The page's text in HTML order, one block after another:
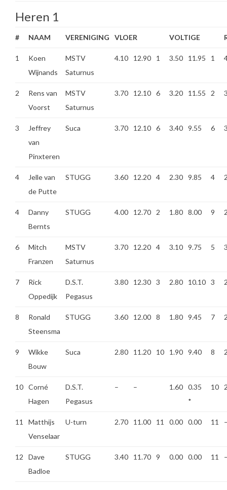
Heren 1
# NAAM VERENIGING VLOER VOLTIGE
1
Koen
Wijnands
MSTV
Saturnus
4.10 12.90 1 3.50 11.95 1
2
Rens van
Voorst
MSTV
Saturnus
3.70 12.10 6 3.20 11.55 2
3
Jeffrey
van
Pinxteren
Suca 3.70 12.10 6 3.40 9.55 6
4
Jelle van
de Putte
STUGG 3.60 12.20 4 2.30 9.85 4
4
Danny
Bernts
STUGG 4.00 12.70 2 1.80 8.00 9
6
Mitch
Franzen
MSTV
Saturnus
3.70 12.20 4 3.10 9.75 5
7
Rick
Oppedijk
D.S.T.
Pegasus
3.80 12.30 3 2.80 10.10 3
8
Ronald
Steensma
STUGG 3.60 12.00 8 1.80 9.45 7
9
Wikke
Bouw
Suca 2.80 11.20 10 1.90 9.40 8
10 Corné
Hagen
D.S.T.
Pegasus
– – 1.60 0.35
*
10
11
Matthijs
Venselaar
U-turn 2.70 11.00 11 0.00 0.00 11
12
Dave
Badloe
STUGG 3.40 11.70 9 0.00 0.00 11